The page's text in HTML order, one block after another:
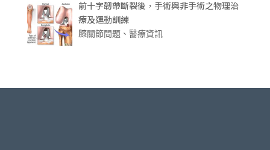
前十字韌帶斷裂後，手術與非手術之物理治
療及運動訓練
膝關節問題、醫療資訊